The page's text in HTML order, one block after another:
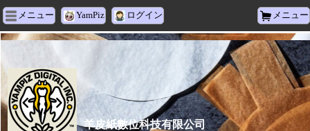
メニュー YamPiz ログイン メニュー
羊皮紙數位科技有限公司